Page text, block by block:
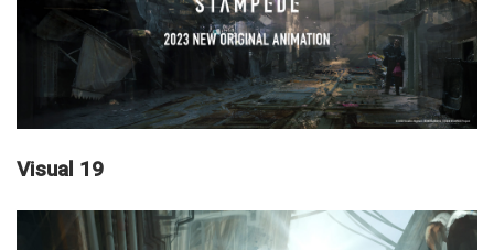
Visual 19